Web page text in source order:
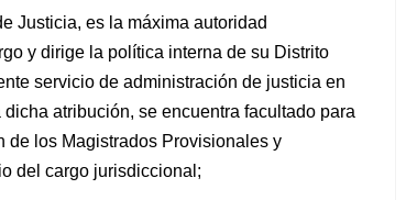
Justicia, es la máxima autoridad
y dirige la política interna de su Distrito
servicio de administración de justicia en
atribución, se encuentra facultado para
de los Magistrados Provisionales y
del cargo jurisdiccional;